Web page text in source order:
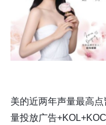
美的近两年声量最高
量投放广告